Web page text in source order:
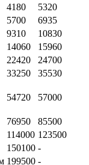
4180 5320
5700 6935
9310 10830
14060 15960
22420 24700
33250 35530
54720 57000
76950 85500
114000 123500
150100 -
199500 -